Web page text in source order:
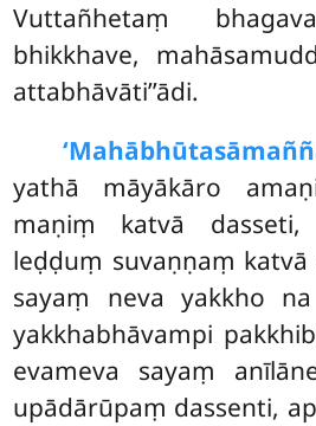
Vuttañhetaṃ
bhikkhave,
attabhāvāti’’ādi.
yathā māyākāro
maṇiṃ katvā dasseti,
leḍḍuṃ suvaṇṇaṃ
sayaṃ neva yakkho
yakkhabhāvampi
evameva sayaṃ
upādārūpaṃ dassenti,